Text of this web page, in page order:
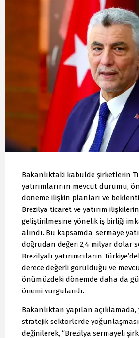
Bakanlıktaki kabulde şirketlerin
yatırımlarının mevcut durumu,
döneme ilişkin planları ve
Brezilya ticaret ve yatırım
geliştirilmesine yönelik iş birliği
alındı. Bu kapsamda, sermaye
doğrudan değeri 2,4 milyar dolar
Brezilyalı yatırımcıların
derece değerli görüldüğü ve
önümüzdeki dönemde daha da
önemi vurgulandı.
Bakanlıktan yapılan açıklamada,
stratejik sektörlerde
değinilerek, “Brezilya sermayeli